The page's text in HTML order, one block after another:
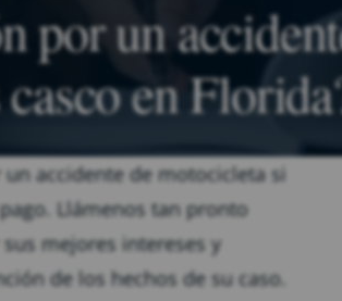
por un
en
accidente de motocicleta si
Llámenos tan pronto
mejores intereses y
de los hechos de su caso.